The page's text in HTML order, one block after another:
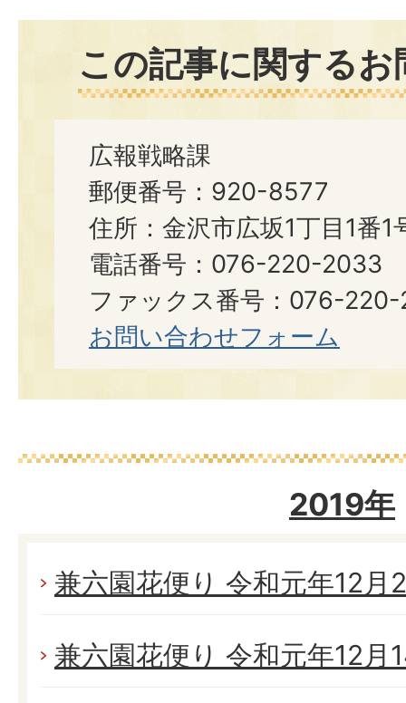
この記事に関する
広報戦略課
郵便番号：920-8577
住所：金沢市広坂1丁目1番1
電話番号：076-220-2033
ファックス番号：076-
お問い合わせフォーム
2019年
兼六園花便り 令和元年12月
兼六園花便り 令和元年12月